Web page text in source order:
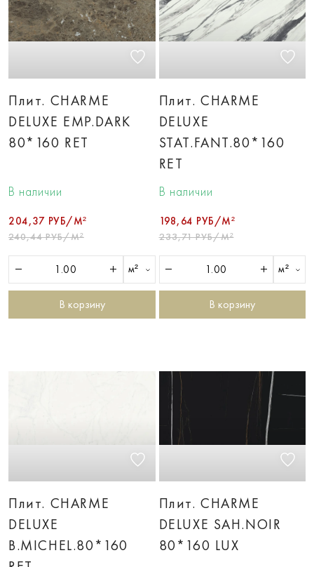
Плит. CHARME
DELUXE EMP.DARK
80*160 RET
В наличии
204,37 РУБ/М²
240,44 РУБ/М²
м²
В корзину
Плит. CHARME
DELUXE
STAT.FANT.80*160
RET
В наличии
198,64 РУБ/М²
233,71 РУБ/М²
м²
В корзину
Плит. CHARME
DELUXE
B.MICHEL.80*160
Плит. CHARME
DELUXE SAH.NOIR
80*160 LUX